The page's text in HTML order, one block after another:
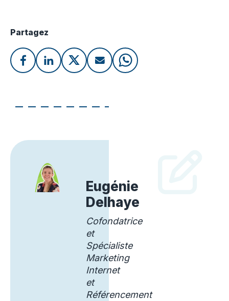
Partagez
Eugénie
Delhaye
Cofondatrice
et
Spécialiste
Marketing
Internet
et
Référencement